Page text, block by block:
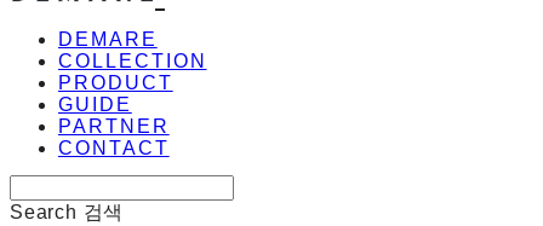
DEMARE
COLLECTION
PRODUCT
GUIDE
PARTNER
CONTACT
Search 검색